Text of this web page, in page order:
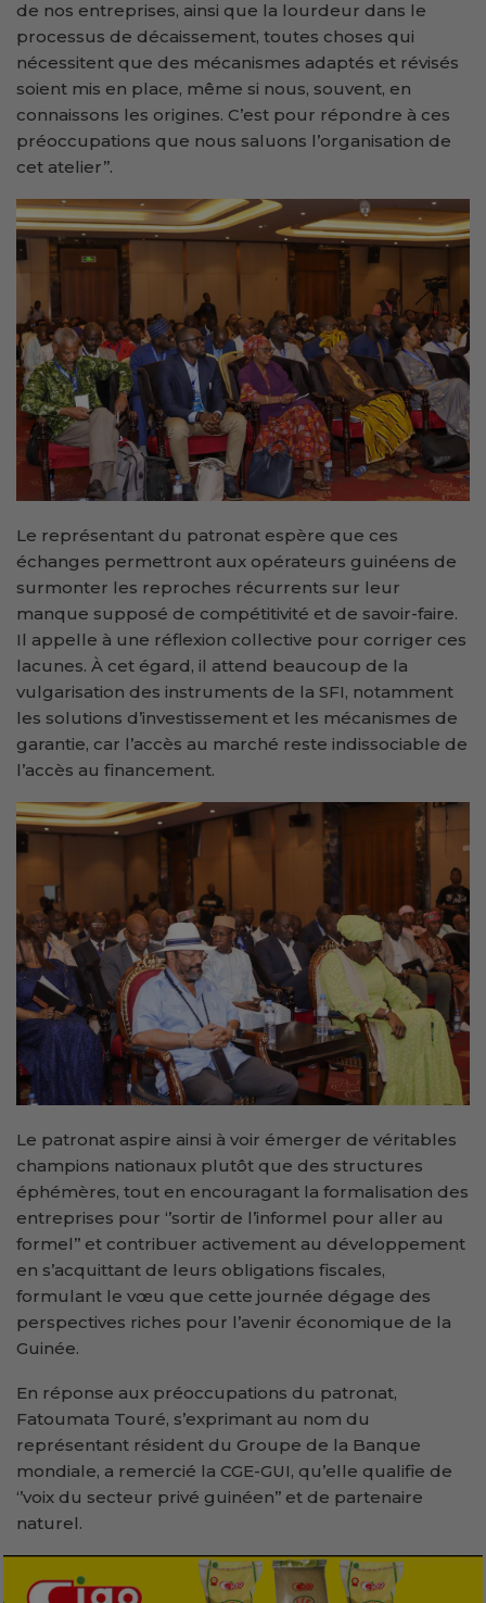
de nos entreprises, ainsi que la lourdeur dans le
processus de décaissement, toutes choses qui
nécessitent que des mécanismes adaptés et révisés
soient mis en place, même si nous, souvent, en
connaissons les origines. C’est pour répondre à ces
préoccupations que nous saluons l’organisation de
cet atelier’’.
Le représentant du patronat espère que ces
échanges permettront aux opérateurs guinéens de
surmonter les reproches récurrents sur leur
manque supposé de compétitivité et de savoir-faire.
Il appelle à une réflexion collective pour corriger ces
lacunes. À cet égard, il attend beaucoup de la
vulgarisation des instruments de la SFI, notamment
les solutions d’investissement et les mécanismes de
garantie, car l’accès au marché reste indissociable de
l’accès au financement.
Le patronat aspire ainsi à voir émerger de véritables
champions nationaux plutôt que des structures
éphémères, tout en encouragant la formalisation des
entreprises pour ‘’sortir de l’informel pour aller au
formel’’ et contribuer activement au développement
en s’acquittant de leurs obligations fiscales,
formulant le vœu que cette journée dégage des
perspectives riches pour l’avenir économique de la
Guinée.
En réponse aux préoccupations du patronat,
Fatoumata Touré, s’exprimant au nom du
représentant résident du Groupe de la Banque
mondiale, a remercié la CGE-GUI, qu’elle qualifie de
‘’voix du secteur privé guinéen’’ et de partenaire
naturel.